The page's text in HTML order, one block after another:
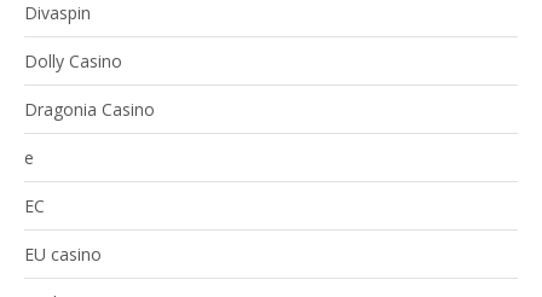
Divaspin
Dolly Casino
Dragonia Casino
e
EC
EU casino